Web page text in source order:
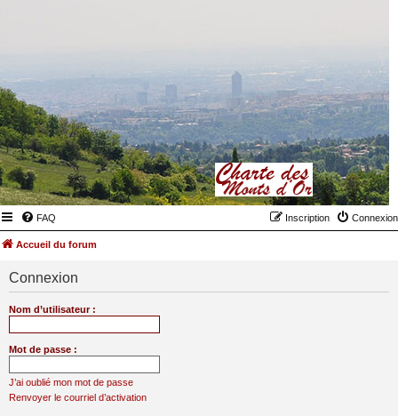
FAQ Connexion
Inscription
Accueil du forum
Connexion
Nom d’utilisateur :
Mot de passe :
J’ai oublié mon mot de passe
Renvoyer le courriel d’activation